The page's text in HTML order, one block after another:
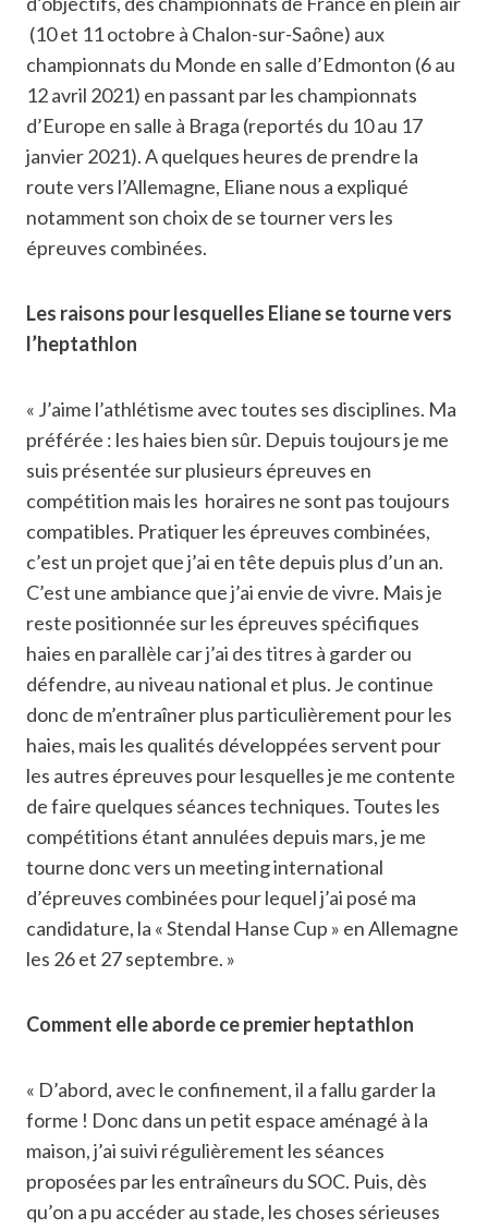
(10 et 11 octobre à Chalon-sur-Saône) aux
championnats du Monde en salle d’Edmonton (6 au
12 avril 2021) en passant par les championnats
d’Europe en salle à Braga (reportés du 10 au 17
janvier 2021). A quelques heures de prendre la
route vers l’Allemagne, Eliane nous a expliqué
notamment son choix de se tourner vers les
épreuves combinées.
Les raisons pour lesquelles Eliane se tourne vers
l’heptathlon
« J’aime l’athlétisme avec toutes ses disciplines. Ma
préférée : les haies bien sûr. Depuis toujours je me
suis présentée sur plusieurs épreuves en
compétition mais les horaires ne sont pas toujours
compatibles. Pratiquer les épreuves combinées,
c’est un projet que j’ai en tête depuis plus d’un an.
C’est une ambiance que j’ai envie de vivre. Mais je
reste positionnée sur les épreuves spécifiques
haies en parallèle car j’ai des titres à garder ou
défendre, au niveau national et plus. Je continue
donc de m’entraîner plus particulièrement pour les
haies, mais les qualités développées servent pour
les autres épreuves pour lesquelles je me contente
de faire quelques séances techniques. Toutes les
compétitions étant annulées depuis mars, je me
tourne donc vers un meeting international
d’épreuves combinées pour lequel j’ai posé ma
candidature, la « Stendal Hanse Cup » en Allemagne
les 26 et 27 septembre. »
Comment elle aborde ce premier heptathlon
« D’abord, avec le confinement, il a fallu garder la
forme ! Donc dans un petit espace aménagé à la
maison, j’ai suivi régulièrement les séances
proposées par les entraîneurs du SOC. Puis, dès
qu’on a pu accéder au stade, les choses sérieuses